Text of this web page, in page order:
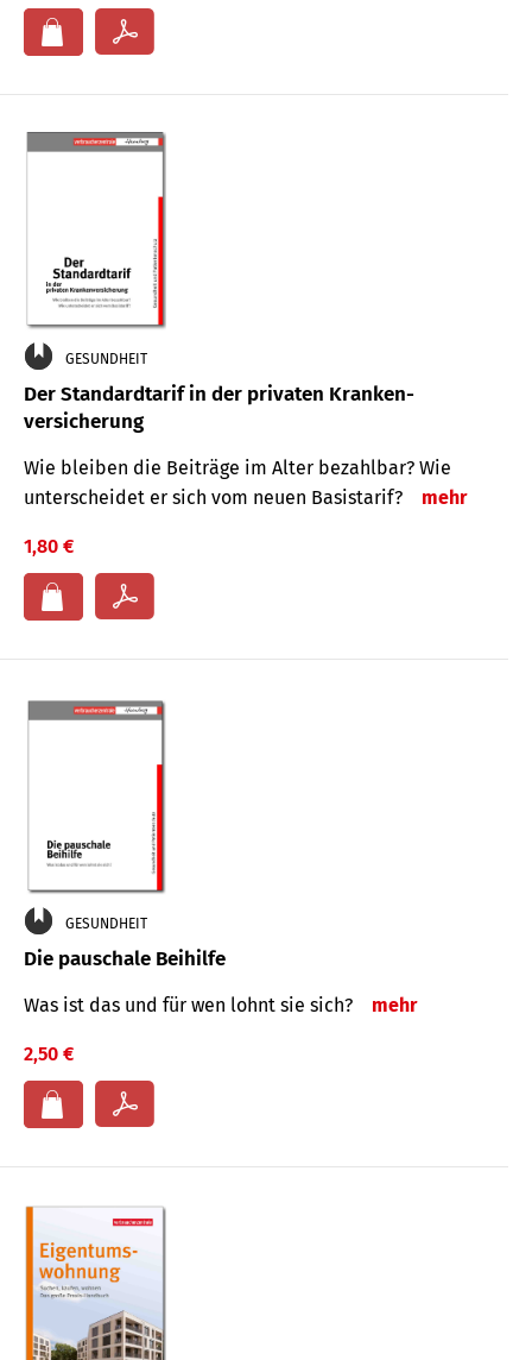
GESUNDHEIT
Der Standard­tarif in der privaten Kranken­
versicherung
Wie bleiben die Beiträge im Alter bezahlbar? Wie
unterscheidet er sich vom neuen Basistarif?
mehr
1,80 €
GESUNDHEIT
Die pauschale Beihilfe
Was ist das und für wen lohnt sie sich? mehr
2,50 €